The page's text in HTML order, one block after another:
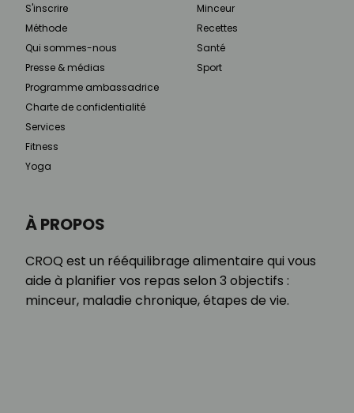
À PROPOS
CROQ est un rééquilibrage alimentaire qui vous
aide à planifier vos repas selon 3 objectifs :
minceur, maladie chronique, étapes de vie.
S'inscrire
Méthode
Qui sommes-nous
Presse & médias
Programme ambassadrice
Charte de confidentialité
Services
Fitness
Yoga
Minceur
Recettes
Santé
Sport